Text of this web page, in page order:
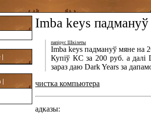
|
|
Imba keys
папірус Шкілеты
Imba keys падмануў мяне на
Купіў КС за 200 руб. а далі
зараз даю Dark Years за
чистка компьютера
адказы: